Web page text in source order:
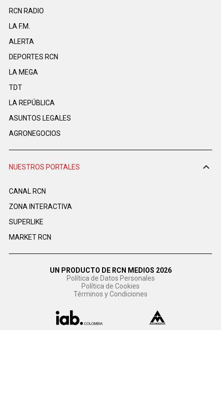
RCN RADIO
LA F.M.
ALERTA
DEPORTES RCN
LA MEGA
TDT
LA REPÚBLICA
ASUNTOS LEGALES
AGRONEGOCIOS
NUESTROS PORTALES
CANAL RCN
ZONA INTERACTIVA
SUPERLIKE
MARKET RCN
UN PRODUCTO DE RCN MEDIOS 2026
Política de Datos Personales
Política de Cookies
Términos y Condiciones